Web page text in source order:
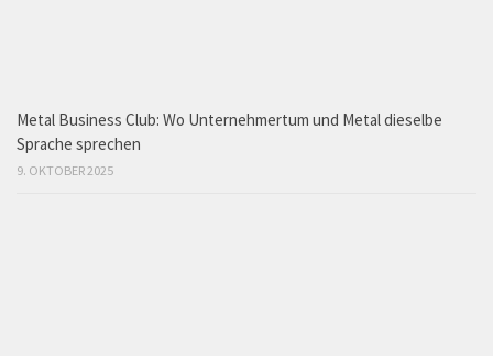
Metal Business Club: Wo Unternehmertum und Metal dieselbe
Sprache sprechen
9. OKTOBER 2025